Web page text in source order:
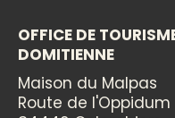
OFFICE DE
DOMITIENNE
Maison du Malpas
Route de l'Oppidum